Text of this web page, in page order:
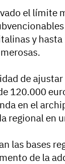
el límite
y
de
120.000
en el
regional en
las bases
de la